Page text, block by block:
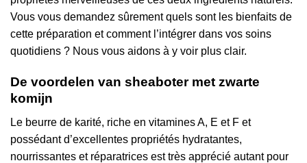
Vous vous demandez sûrement quels sont les bienfaits de
cette préparation et comment l’intégrer dans vos soins
quotidiens ? Nous vous aidons à y voir plus clair.
De voordelen van sheaboter met zwarte
komijn
Le beurre de karité, riche en vitamines A, E et F et
possédant d’excellentes propriétés hydratantes,
nourrissantes et réparatrices est très apprécié autant pour